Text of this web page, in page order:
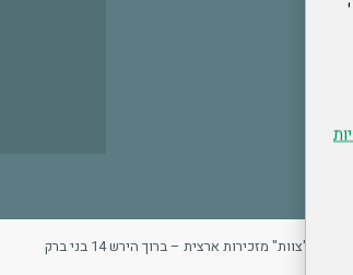
ארגון "צוות" מזכירות ארצית – ברוך הירש 14 בני ברק